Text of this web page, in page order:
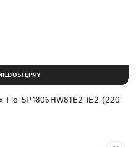
Flo SP1806HW81E2 IE2 (220